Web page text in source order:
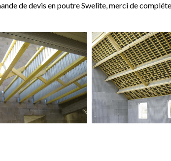
de devis en poutre Swelite, merci de